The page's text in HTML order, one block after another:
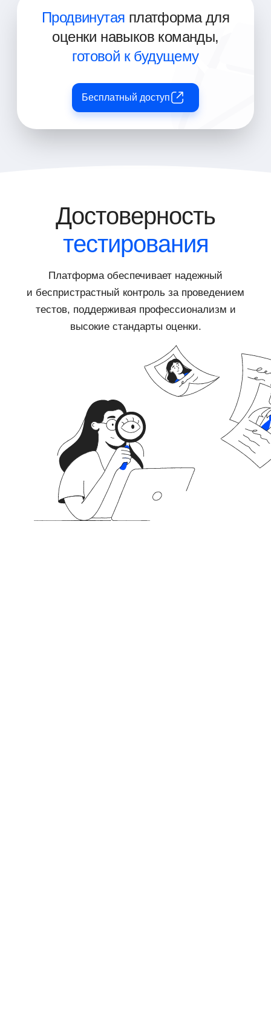
Продвинутая платформа для
оценки навыков команды,
готовой к будущему
Бесплатный доступ
Достоверность
тестирования
Платформа обеспечивает надежный
и беспристрастный контроль за проведением
тестов, поддерживая профессионализм и
высокие стандарты оценки.